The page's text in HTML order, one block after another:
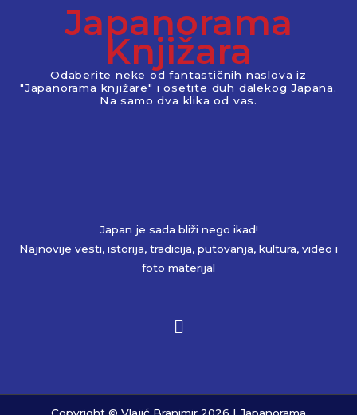
Japanorama
Knjižara
Odaberite neke od fantastičnih naslova iz
"Japanorama knjižare" i osetite duh dalekog Japana.
Na samo dva klika od vas.
Japan je sada bliži nego ikad!
Najnovije vesti, istorija, tradicija, putovanja, kultura, video i
foto materijal
Copyright © Vlajić Branimir 2026 | Japanorama